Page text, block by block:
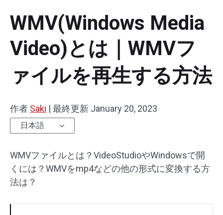
WMV(Windows Media
Video)とは｜WMVフ
ァイルを再生する方法
作者 Saki | 最終更新 January 20, 2023
日本語
WMVファイルとは？VideoStudioやWindowsで開
くには？ WMVをmp4などの他の形式に変換する方
法は？